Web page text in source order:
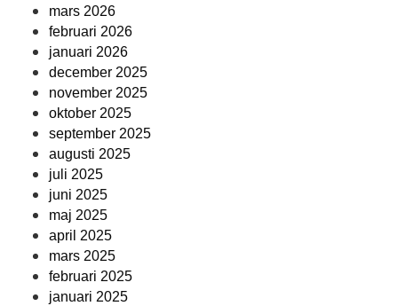
mars 2026
februari 2026
januari 2026
december 2025
november 2025
oktober 2025
september 2025
augusti 2025
juli 2025
juni 2025
maj 2025
april 2025
mars 2025
februari 2025
januari 2025